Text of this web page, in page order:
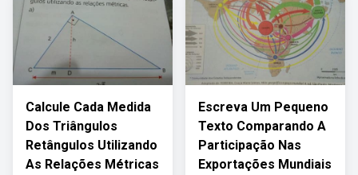
Calcule Cada Medida
Dos Triângulos
Retângulos Utilizando
As Relações Métricas
Escreva Um Pequeno
Texto Comparando A
Participação Nas
Exportações Mundiais